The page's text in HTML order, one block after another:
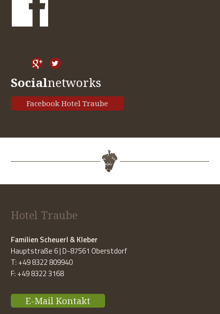
Socialnetworks
Facebook Hotel Traube
Hotel Traube
Familien Scheuerl & Kleber
Hauptstraße 6 | D-87561 Oberstdorf
T: +49 8322 809940
F: +49 8322 3168
E-Mail Kontakt